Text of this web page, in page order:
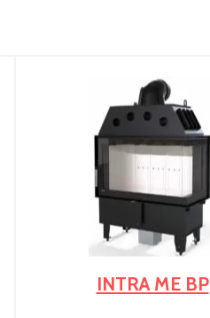
INTRA ME BP